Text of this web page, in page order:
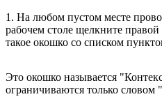
1. На любом пустом месте
рабочем столе щелкните
такое окошко со списком
Это окошко называется
ограничиваются только